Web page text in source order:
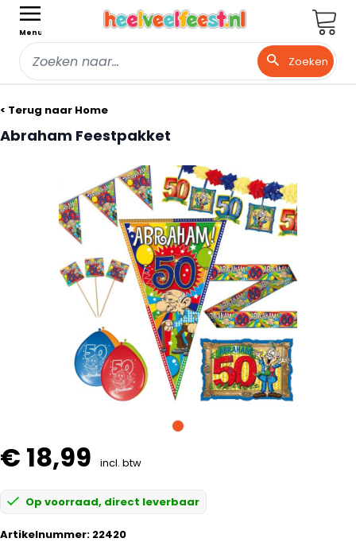
Menu
Zoeken
< Terug naar Home
Abraham Feestpakket
€ 18,99 incl. btw
Op voorraad, direct leverbaar
Artikelnummer: 22420